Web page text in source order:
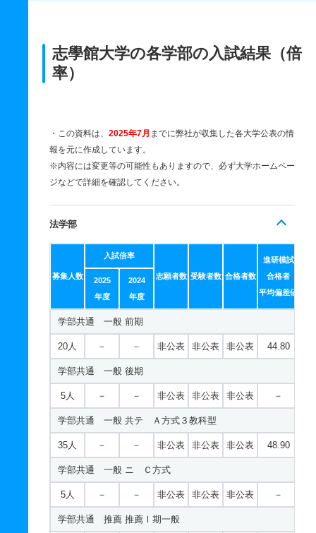
志學館大学の各学部の入試結果（倍
率）
・この資料は、 2025年7月 までに弊社が収集した各大学公表の情
報を元に作成しています。
※内容には変更等の可能性もありますので、必ず大学ホームペー
ジなどで詳細を確認してください。
法学部
募集人数
入試倍率
志願者数 受験者数 合格者数
進研模試
合格者
平均偏差値
2025
年度
2024
年度
学部共通 一般 前期
20人 － － 非公表 非公表 非公表 44.80
学部共通 一般 後期
5人 － － 非公表 非公表 非公表 －
学部共通 一般 共テ Ａ方式３教科型
35人 － － 非公表 非公表 非公表 48.90
学部共通 一般 ニ Ｃ方式
5人 － － 非公表 非公表 非公表 －
学部共通 推薦 推薦Ⅰ期一般